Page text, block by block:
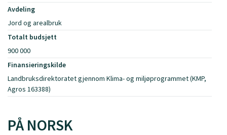
Avdeling
Jord og arealbruk
Totalt budsjett
900 000
Finansieringskilde
Landbruksdirektoratet gjennom Klima- og miljøprogrammet (KMP,
Agros 163388)
PÅ NORSK